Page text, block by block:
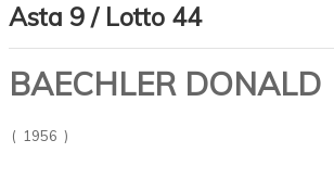
Asta 9 / Lotto 44
BAECHLER DONALD
( 1956 )